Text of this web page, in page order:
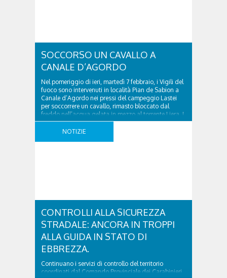
SOCCORSO UN CAVALLO A
CANALE D’AGORDO
Nel pomeriggio di ieri, martedì 7 febbraio, i Vigili del
fuoco sono intervenuti in località Pian de Sabion a
Canale d’Agordo nei pressi del campeggio Lastei
per soccorrere un cavallo, rimasto bloccato dal
freddo nell’acqua gelata in mezzo al torrente Liera. I
pompieri accorsi dal locale distaccamento sono
riusciti a tirare fuori l’animale, l’hanno asciugato ..
NOTIZIE
CONTROLLI ALLA SICUREZZA
STRADALE: ANCORA IN TROPPI
ALLA GUIDA IN STATO DI
EBBREZZA.
Continuano i servizi di controllo del territorio
coordinati dal Comando Provinciale dei Carabinieri